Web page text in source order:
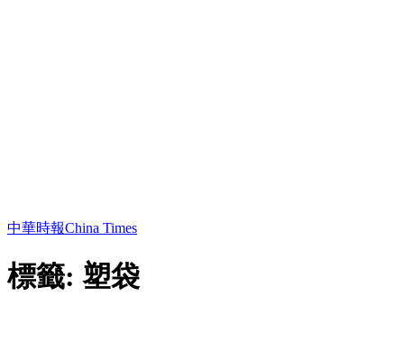
中華時報China Times
標籤: 塑袋